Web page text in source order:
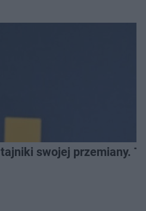
swojej przemiany.